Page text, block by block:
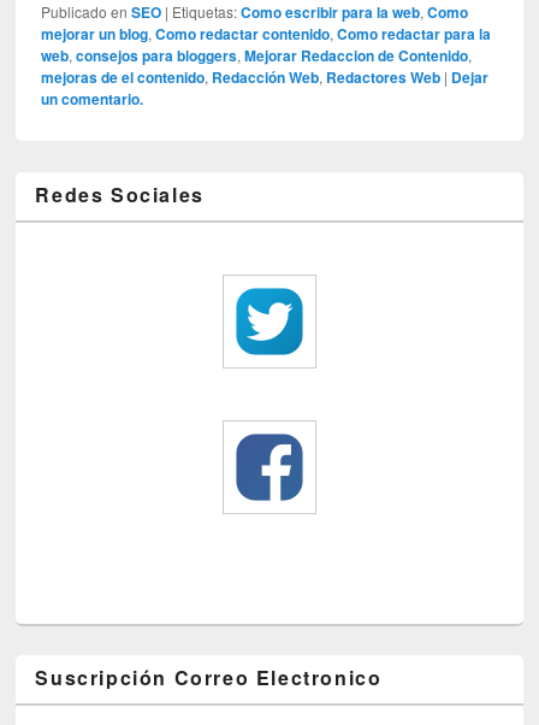
Publicado en SEO | Etiquetas: Como escribir para la web,Como
mejorar un blog,Como redactar contenido,Como redactar para la
web,consejos para bloggers,Mejorar Redaccion de Contenido,
mejoras de el contenido, Redacción Web, Redactores Web | Dejar
un comentario.
Redes Sociales
Suscripción Correo Electronico